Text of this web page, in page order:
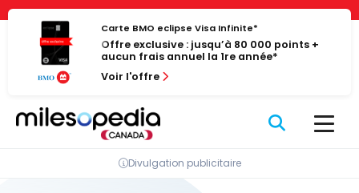
Panneau de gestion des cookies
Passer
contenu
Carte BMO eclipse Visa Infinite*
Offre exclusive : jusqu’à 80 000 points +
aucun frais annuel la 1re année*
Voir l'offre
Divulgation publicitaire